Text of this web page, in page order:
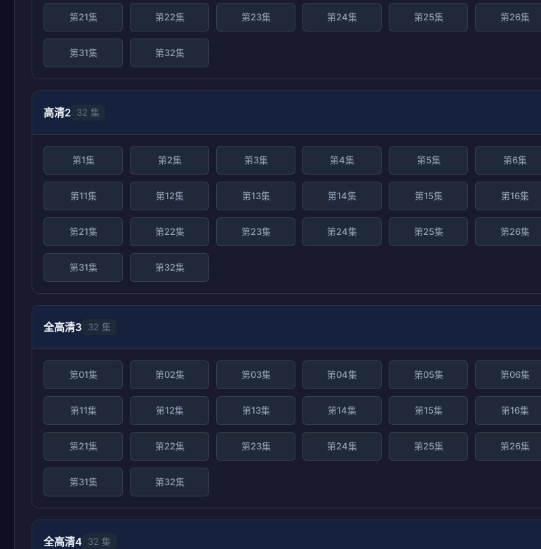
第21集 第22集 第23集 第24集 第25集 第26集
第31集 第32集
高清2 32 集
第1集 第2集 第3集 第4集 第5集 第6集
第11集 第12集 第13集 第14集 第15集 第16集
第21集 第22集 第23集 第24集 第25集 第26集
第31集 第32集
全高清3 32 集
第01集 第02集 第03集 第04集 第05集 第06集
第11集 第12集 第13集 第14集 第15集 第16集
第21集 第22集 第23集 第24集 第25集 第26集
第31集 第32集
全高清4 32 集